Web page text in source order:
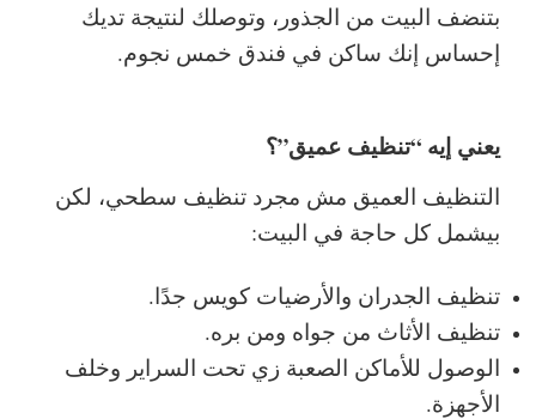
بتنضف البيت من الجذور، وتوصلك لنتيجة تديك
إحساس إنك ساكن في فندق خمس نجوم.
يعني إيه “تنظيف عميق”؟
التنظيف العميق مش مجرد تنظيف سطحي، لكن
بيشمل كل حاجة في البيت:
تنظيف الجدران والأرضيات كويس جدًا.
تنظيف الأثاث من جواه ومن بره.
الوصول للأماكن الصعبة زي تحت السراير وخلف
الأجهزة.